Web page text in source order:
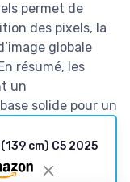
permet de
des pixels, la
globale
résumé, les
un
solide pour un
standards de
cm) C5 2025